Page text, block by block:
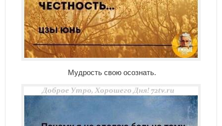
Мудрость свою осознать.